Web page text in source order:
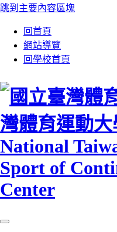
跳到主要內容區塊
回首頁
網站導覽
回學校首頁
灣體育運動
National
Sport of
Center